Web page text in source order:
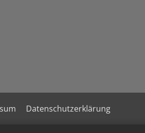
Datenschutzerklärung